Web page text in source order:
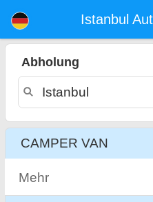
Istanbul
Abholung
CAMPER VAN
Mehr